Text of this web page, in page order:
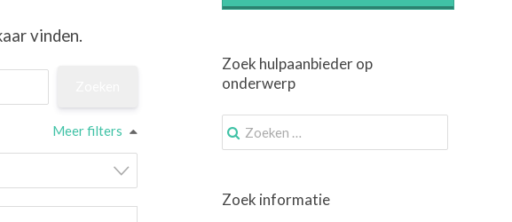
vinden.
Meer filters
Zoek hulpaanbieder op
onderwerp
Zoek
naar:
Zoek informatie